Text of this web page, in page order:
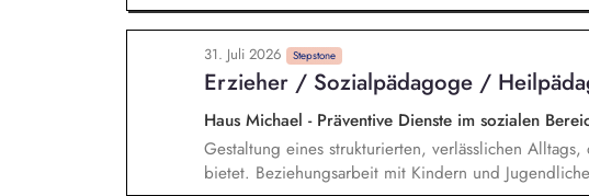
erfolgreichen Übergabe an unsere Kunden. Sie
Photovoltaik-Projekten, erstellen die Projektplanung
für unsere Kunden. Zu Ihren Aufgaben gehören
die Materialplanung sowie die Beschaffung aller
Wechselrichter und Unterkonstruktionen.
31. Juli 2026 Stepstone
Erzieher / Sozialpädagoge /
Haus Michael - Präventive Dienste im sozialen
Gestaltung eines strukturierten, verlässlichen
bietet. Beziehungsarbeit mit Kindern und